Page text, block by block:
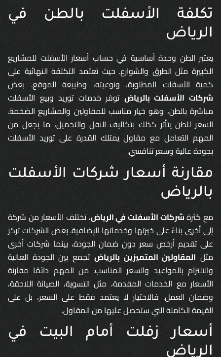
تكلفة الأسفلت بالطن في
الرياض
يعتبر الطن وحدة أساسية في حساب أسعار الأسفلت للمشاريع
الكبيرة مثل الطرق والشوارع. حيث تعتمد التكلفة النهائية على
كمية الأسفلت المطلوبة، ونوعيته، وطبيعة الموقع. بعض
شركات الأسفلت بالرياض توفر خدمات توريد وبيع الأسفلت
مباشرة بالطن، وهو خيار مناسب للمقاولين والمشاريع الضخمة.
السعر للطن يتأثر كذلك بتكاليف النقل والتحميل، ما يجعل من
المهم التعامل مع مقاول يمتلك القدرة على توريد الأسفلت
بجودة عالية وسعر تنافسي.
مقارنة أسعار شركات الأسفلت
بالرياض
مع كثرةشركات الأسفلت في الرياض، تختلف الأسعار من شركة
إلى أخرى بناءً على خبرتها وخدماتها الإضافية. بعض الشركات تركز
على تقديم أرخص سعر دون ضمان الجودة، بينما شركات أخرى
مثل المقاولين المتميزين بالرياض تجمع بين الجودة العالية
والالتزام بالمواعيد والسعر المناسب. من المهم دائمًا مقارنة
الأسعار مع الخدمات المقدمة، مثل التسوية، الصيانة اللاحقة،
وضمان العمل. فالاختيار لا يعتمد فقط على السعر، بل على
القيمة الكاملة التي ستحصل عليها من المقاول.
أسعار زفلت أمام البيت في
الرياض